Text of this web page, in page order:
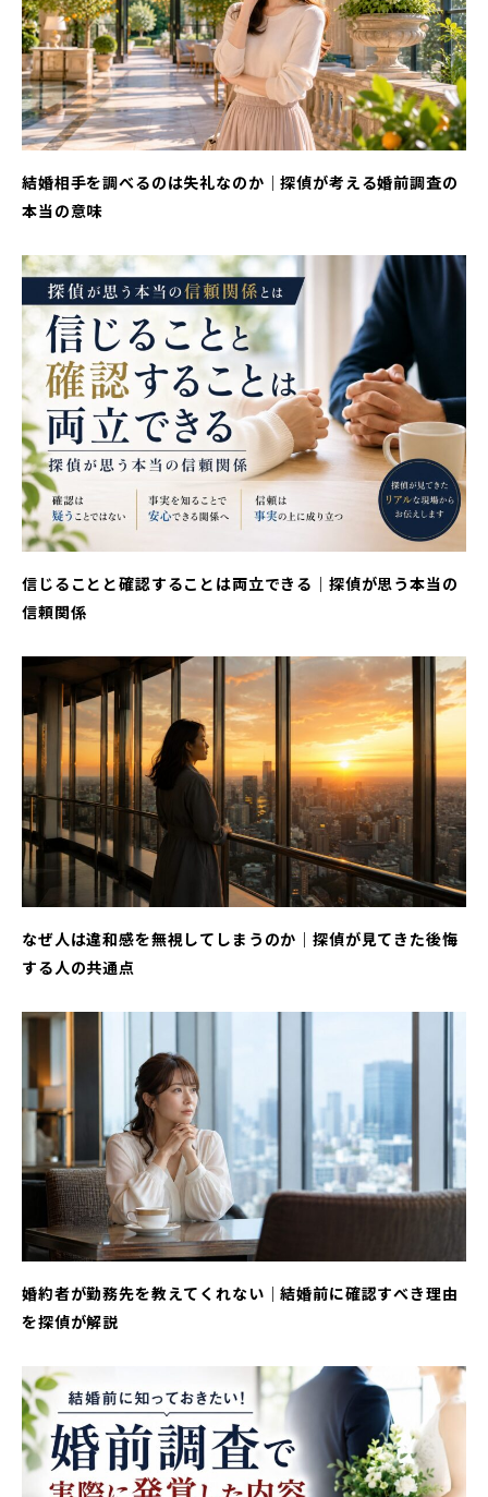
結婚相手を調べるのは失礼なのか｜探偵が考える婚前調査の
本当の意味
信じることと確認することは両立できる｜探偵が思う本当の
信頼関係
なぜ人は違和感を無視してしまうのか｜探偵が見てきた後悔
する人の共通点
婚約者が勤務先を教えてくれない｜結婚前に確認すべき理由
を探偵が解説